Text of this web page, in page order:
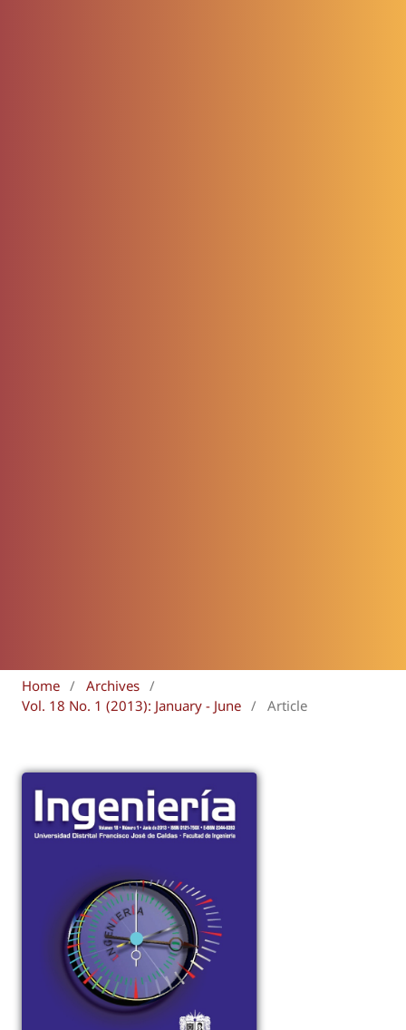
Home / Archives /
Vol. 18 No. 1 (2013): January - June / Article